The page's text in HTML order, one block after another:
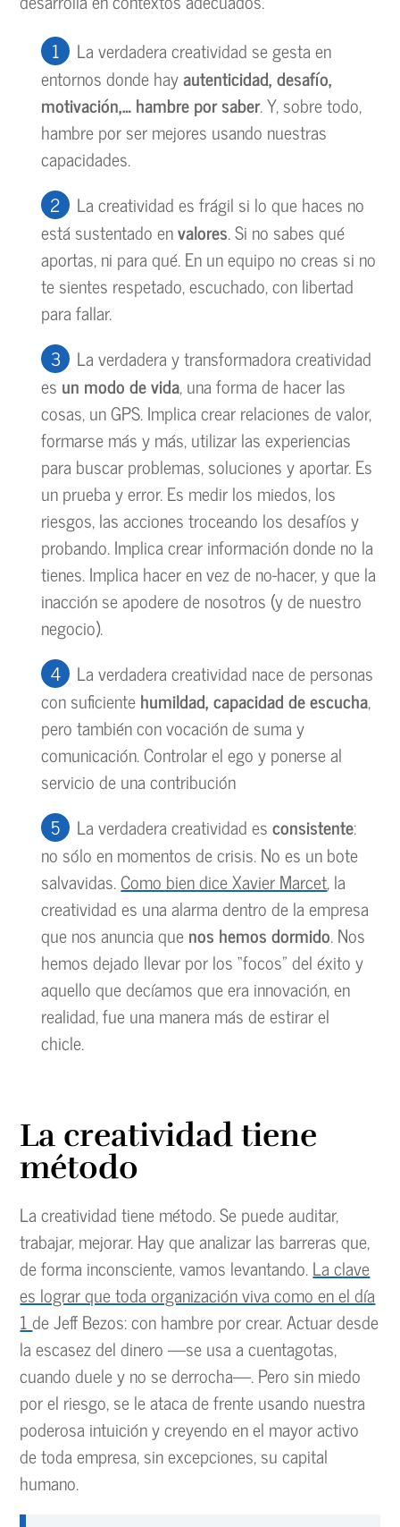
La verdadera creatividad se gesta en
entornos donde hayautenticidad, desafío,
motivación,… hambre por saber. Y, sobre todo,
hambre por ser mejores usando nuestras
capacidades.
La creatividad es frágil si lo que haces no
está sustentado envalores. Si no sabes qué
aportas, ni para qué. En un equipo no creas si no
te sientes respetado, escuchado, con libertad
para fallar.
La verdadera y transformadora creatividad
es un modo de vida, una forma de hacer las
cosas, un GPS. Implica crear relaciones de valor,
formarse más y más, utilizar las experiencias
para buscar problemas, soluciones y aportar. Es
un prueba y error. Es medir los miedos, los
riesgos, las acciones troceando los desafíos y
probando. Implica crear información donde no la
tienes. Implica hacer en vez de no-hacer, y que la
inacción se apodere de nosotros (y de nuestro
negocio).
La verdadera creatividad nace de personas
con suficientehumildad, capacidad de escucha,
pero también con vocación de suma y
comunicación. Controlar el ego y ponerse al
servicio de una contribución
La verdadera creatividad esconsistente:
no sólo en momentos de crisis. No es un bote
salvavidas.Como bien dice Xavier Marcet, la
creatividad es una alarma dentro de la empresa
que nos anuncia quenos hemos dormido. Nos
hemos dejado llevar por los “focos” del éxito y
aquello que decíamos que era innovación, en
realidad, fue una manera más de estirar el
chicle.
La creatividad tiene
método
La creatividad tiene método. Se puede auditar,
trabajar, mejorar. Hay que analizar las barreras que,
de forma inconsciente, vamos levantando.La clave
es lograr que toda organización viva como en el día
1de Jeff Bezos: con hambre por crear. Actuar desde
la escasez del dinero —se usa a cuentagotas,
cuando duele y no se derrocha—. Pero sin miedo
por el riesgo, se le ataca de frente usando nuestra
poderosa intuición y creyendo en el mayor activo
de toda empresa, sin excepciones, su capital
humano.